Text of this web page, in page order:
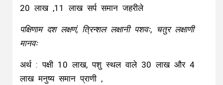
20 लाख ,11 लाख सर्प समान जहरीले
पक्षिणाम दश लक्षणं, त्रिन्शल लक्षानी पशवः, चतुर लक्षाणी
मानवः
अर्थ : पक्षी 10 लाख, पशु स्थल वाले 30 लाख और 4
लाख मनुष्य समान प्राणी ,